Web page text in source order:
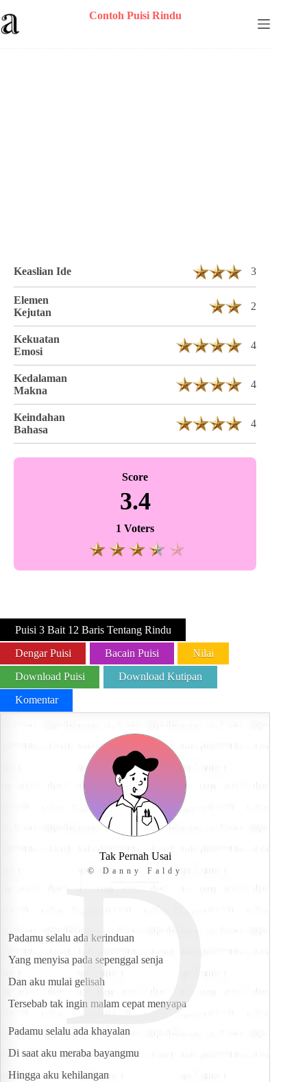
to
content
Contoh Puisi Rindu
Keaslian Ide 3
Elemen
Kejutan
2
Kekuatan
Emosi
4
Kedalaman
Makna
4
Keindahan
Bahasa
4
Score
3.4
1 Voters
Puisi 3 Bait 12 Baris Tentang Rindu
Dengar Puisi Bacain Puisi Nilai
Download Puisi Download Kutipan
Komentar
D
Tak Pernah Usai
© Danny Faldy
Padamu selalu ada kerinduan
Yang menyisa pada sepenggal senja
Dan aku mulai gelisah
Tersebab tak ingin malam cepat menyapa
Padamu selalu ada khayalan
Di saat aku meraba bayangmu
Hingga aku kehilangan